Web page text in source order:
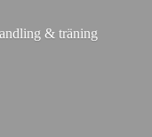
& träning